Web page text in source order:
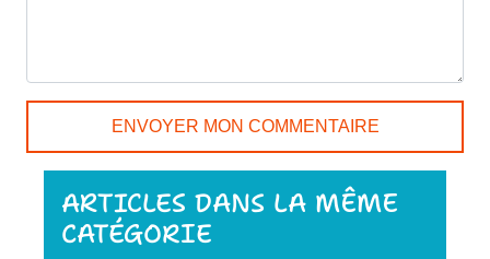
ARTICLES DANS LA MÊME
CATÉGORIE